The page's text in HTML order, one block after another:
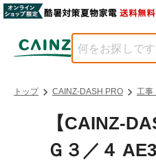
トップ CAINZ-DASH PRO 工事
【CAINZ-
Ｇ３／４